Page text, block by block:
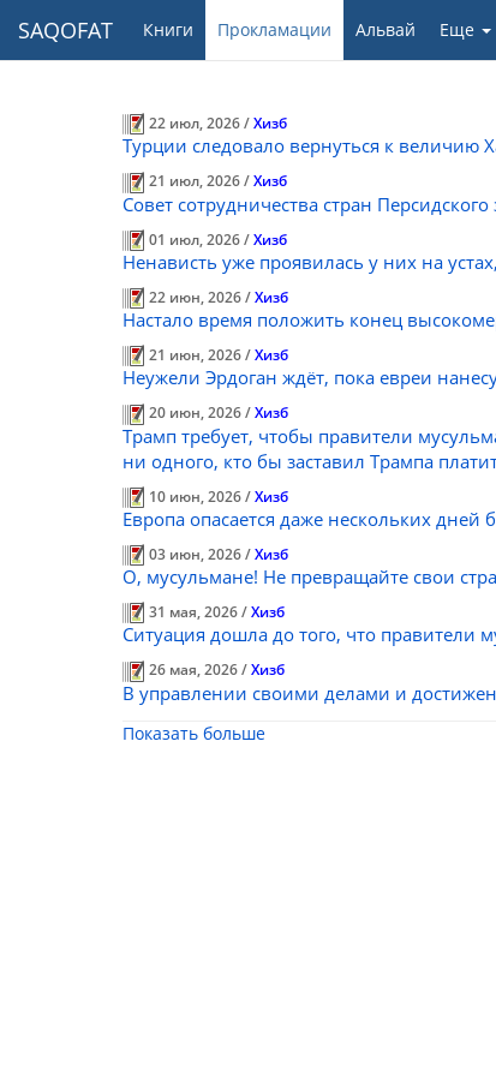
SAQOFAT Книги Прокламации Альвай Еще
22 июл, 2026 /Хизб
Турции следовало вернуться к
21 июл, 2026 /Хизб
Совет сотрудничества стран
01 июл, 2026 /Хизб
Ненависть уже проявилась у них на
22 июн, 2026 /Хизб
Настало время положить конец
21 июн, 2026 /Хизб
Неужели Эрдоган ждёт, пока евреи
20 июн, 2026 /Хизб
Трамп требует, чтобы правители
ни одного, кто бы заставил Трампа
10 июн, 2026 /Хизб
Европа опасается даже нескольких дней
03 июн, 2026 /Хизб
О, мусульмане! Не превращайте свои
31 мая, 2026 /Хизб
Ситуация дошла до того, что правители
26 мая, 2026 /Хизб
В управлении своими делами и
Показать больше